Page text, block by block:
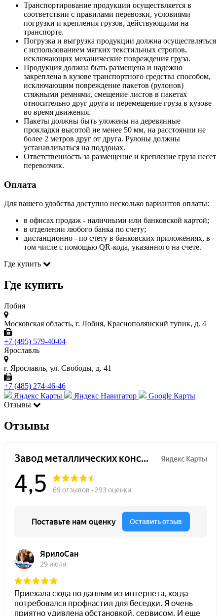
Транспортирование продукции осуществляется в
соответствии с правилами перевозки, условиями
погрузки и крепления грузов, действующими на
транспорте.
Погрузка и выгрузка продукции должна осуществляться
с использованием мягких текстильных стропов,
исключающих механические повреждения груза.
Продукция должна быть размещена и надежно
закреплена в кузове транспортного средства способом,
исключающим повреждение пакетов (рулонов)
стяжными ремнями, смещение листов в пакетах
относительно друг друга и перемещение груза в кузове
во время движения.
Пакеты должны быть уложены на деревянные
прокладки высотой не менее 50 мм, на расстоянии не
более 2 метров друг от друга. Рулоны должны
устанавливаться на поддонах.
Ответственность за размещение и крепление груза несет
перевозчик.
Оплата
Для вашего удобства доступно несколько вариантов оплаты:
в офисах продаж - наличными или банковской картой;
в отделении любого банка по счету;
дистанционно - по счету в банковских приложениях, в
том числе с помощью QR-кода, указанного на счете.
Где купить
Где купить
Лобня
Московская область, г. Лобня, Краснополянский тупик, д. 4
+7 (495) 579-40-04
Ярославль
г. Ярославль, ул. Свободы, д. 41
+7 (485) 274-46-46
Яндекс Карты
Яндекс Навигатор
Google Карты
Отзывы
Отзывы